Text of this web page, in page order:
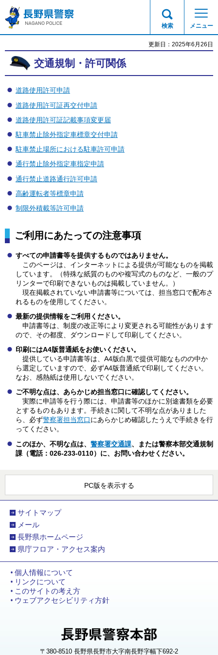
長野県警察
検索 メニュー
更新日：2025年6月26日
交通規制・許可関係
道路使用許可申請
道路使用許可証再交付申請
道路使用許可証記載事項変更届
駐車禁止除外指定車標章交付申請
駐車禁止場所における駐車許可申請
通行禁止除外指定車指定申請
通行禁止道路通行許可申請
高齢運転者等標章申請
制限外積載等許可申請
ご利用にあたっての注意事項
すべての申請書等を提供するものではありません。
このページは 、インターネットによる提供が可能なものを掲載
しています。（特殊な紙質のものや複写式のものなど、一般のプ
リンターで印刷できないものは掲載していません。）
現在掲載されていない申請書等については、担当窓口で配布さ
れるものを使用してください。
最新の提供情報をご利用ください。
申請書等は、制度の改正等により変更される可能性があります
ので、その都度、ダウンロードして印刷してください。
印刷にはA4版普通紙をお使いください。
提供している申請書等は、A4版白黒で提供可能なものの中か
ら選定していますので、必ずA4版普通紙で印刷してください。
なお、感熱紙は使用しないでください。
ご不明な点は、あらかじめ担当窓口に確認してください。
実際に申請等を行う際には、申請書等のほかに別途書類を必要
とするものもあります。手続きに関して不明な点がありました
ら、必ず警察署担当窓口にあらかじめ確認したうえで手続きを行
ってください。
このほか、不明な点は、 警察署交通課、または警察本部交通規制
課（電話：026-233-0110）に、お問い合わせください。
PC版を表示する
サイトマップ
メール
長野県ホームページ
県庁フロア・アクセス案内
個人情報について
リンクについて
このサイトの考え方
ウェブアクセシビリティ方針
〒380-8510 長野県長野市大字南長野字幅下692-2